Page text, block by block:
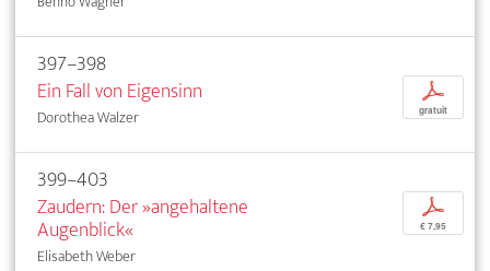
397–398
Ein Fall von Eigensinn
Dorothea Walzer
p
gratuit
399–403
Zaudern: Der »angehaltene
Augenblick«
Elisabeth Weber
p
€ 7,95